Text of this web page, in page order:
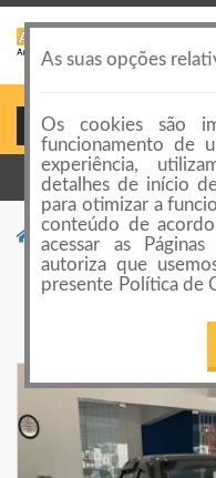
Carros Fiat - Siena
As suas opções
Os cookies são
funcionamento de
experiência,
detalhes de início
para otimizar a
conteúdo de
acessar as
autoriza que
presente Política de